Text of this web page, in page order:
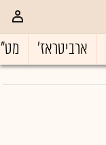
ארביטראז'